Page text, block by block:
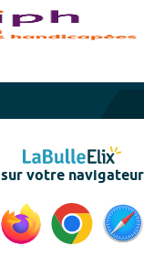
sur votre navigateur